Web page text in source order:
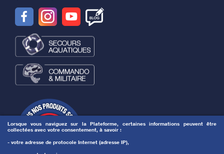
Lorsque vous naviguez sur la Plateforme, certaines informations peuvent être
collectées avec votre consentement, à savoir :
- votre adresse de protocole Internet (adresse IP),